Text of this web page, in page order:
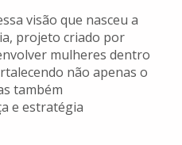
visão que nasceu a
projeto criado por
mulheres dentro
não apenas o
também
e estratégia